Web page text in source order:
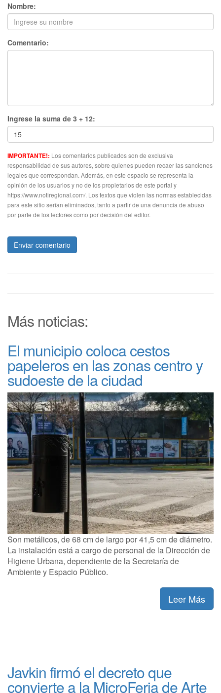
Nombre:
Comentario:
Ingrese la suma de 3 + 12:
IMPORTANTE!: Los comentarios publicados son de exclusiva
responsabilidad de sus autores, sobre quienes pueden recaer las sanciones
legales que correspondan. Además, en este espacio se representa la
opinión de los usuarios y no de los propietarios de este portal y
https://www.notiregional.com/. Los textos que violen las normas establecidas
para este sitio serían eliminados, tanto a partir de una denuncia de abuso
por parte de los lectores como por decisión del editor.
Enviar comentario
Más noticias:
El municipio coloca cestos
papeleros en las zonas centro y
sudoeste de la ciudad
Son metálicos, de 68 cm de largo por 41,5 cm de diámetro.
La instalación está a cargo de personal de la Dirección de
Higiene Urbana, dependiente de la Secretaría de
Ambiente y Espacio Público.
Leer Más
Javkin firmó el decreto que
convierte a la MicroFeria de Arte